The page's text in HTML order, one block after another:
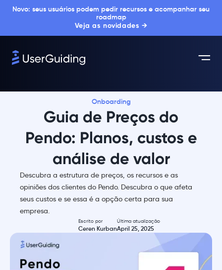
Novo: seus usuários podem pedir recursos e acompanhar seu
roadmap
Veja as novidades →
Onboarding
Guia de Preços do
Pendo: Planos, custos e
análise de valor
Descubra a estrutura de preços, os recursos e as
opiniões dos clientes do Pendo. Descubra o que afeta
seus custos e se essa é a opção certa para sua
empresa.
Escrito por
Ceren Kurban
Última atualização
April 25, 2025